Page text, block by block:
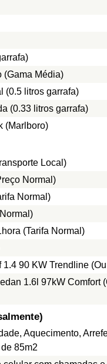
(Gama Média)
(0.5 litros garrafa)
(0.33 litros garrafa)
(Marlboro)
Local)
Normal)
Normal)
(Tarifa Normal)
1.4 90 KW Trendline
1.6l 97kW Comfort
Aquecimento,
85m2